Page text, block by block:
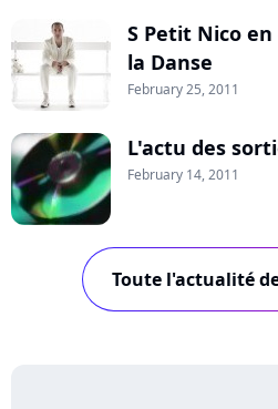
S Petit Nico
la Danse
February 25, 2011
L'actu des
February 14, 2011
Toute l'actualité